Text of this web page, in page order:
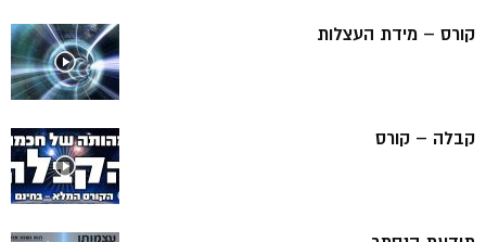
קורס – מידת העצלות
קבלה – קורס